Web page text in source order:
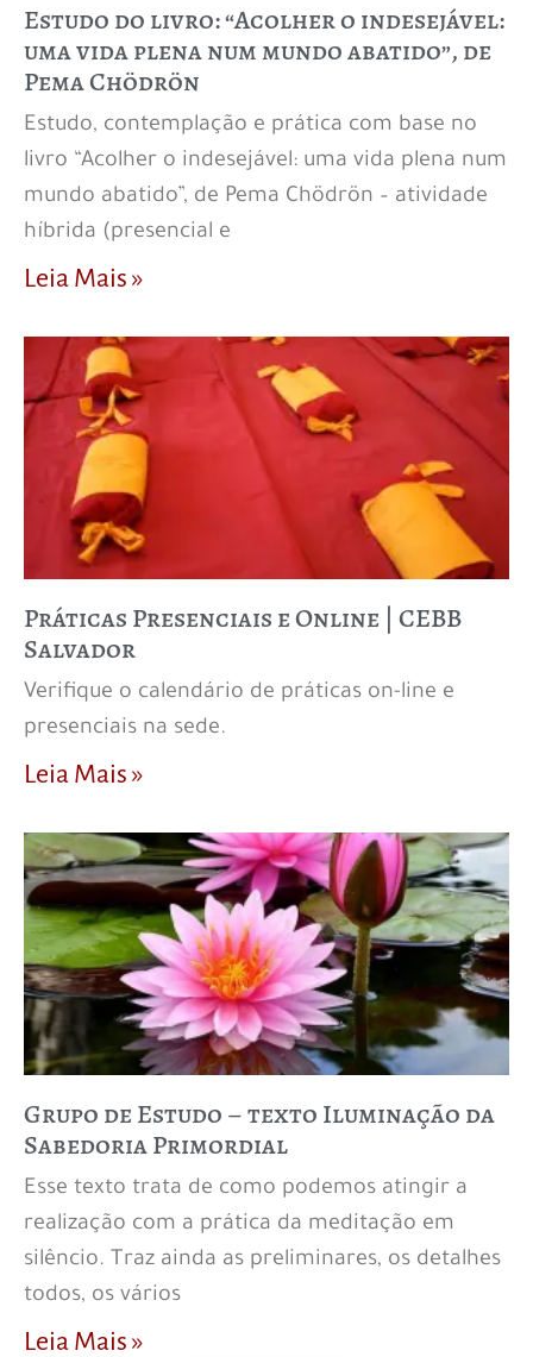
Estudo do livro: “Acolher o indesejável:
uma vida plena num mundo abatido”, de
Pema Chödrön
Estudo, contemplação e prática com base no
livro “Acolher o indesejável: uma vida plena num
mundo abatido”, de Pema Chödrön – atividade
híbrida (presencial e
Leia Mais »
Práticas Presenciais e Online | CEBB
Salvador
Verifique o calendário de práticas on-line e
presenciais na sede.
Leia Mais »
Grupo de Estudo – texto Iluminação da
Sabedoria Primordial
Esse texto trata de como podemos atingir a
realização com a prática da meditação em
silêncio. Traz ainda as preliminares, os detalhes
todos, os vários
Leia Mais »